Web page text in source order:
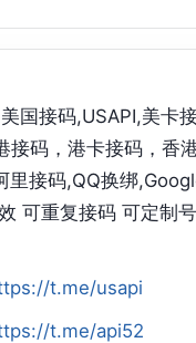
国接码,USAPI,美卡
接码，港卡接码，香
里接码,QQ换绑
可重复接码 可定制
t.me/usapi
t.me/api52